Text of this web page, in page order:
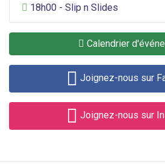
Divertissement général
18h00 - Slip n Slides
Calendrier
Joignez-nous sur
Joignez-nous sur